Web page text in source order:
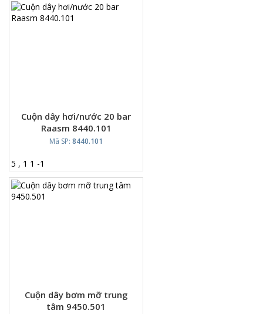
Cuộn dây hơi/nước 20 bar
Raasm 8440.101
Mã SP: 8440.101
5 , 1 1 -1
Cuộn dây bơm mỡ trung
tâm 9450.501